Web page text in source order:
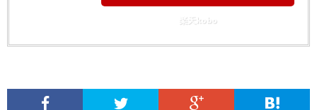
楽天kobo